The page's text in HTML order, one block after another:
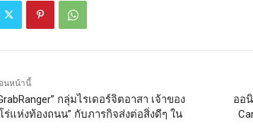
นหน้านี้
กลุ่มไรเดอร์จิตอาสา เจ้าของ
ร่แห่งท้องถนน” กับภารกิจส่งต่อสิ่งดีๆ ใน
ออ